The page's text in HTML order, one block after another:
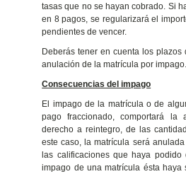
tasas que no se hayan cobrado. Si
en 8 pagos, se regularizará el
pendientes de vencer.
Deberás tener en cuenta los
anulación de la matrícula por impago.
Consecuencias del impago
El impago de la matrícula o de
pago fraccionado, comportará la
derecho a reintegro, de las
este caso, la matrícula será
las calificaciones que haya
impago de una matrícula ésta